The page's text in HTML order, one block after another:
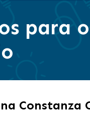
para
Constanza